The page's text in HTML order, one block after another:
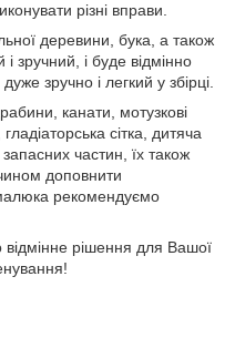
різні вправи.
деревини, бука, а також
зручний, і буде відмінно
зручно і легкий у збірці.
канати, мотузкові
сітка, дитяча
запасних частин, їх також
доповнити
рекомендуємо
рішення для Вашої